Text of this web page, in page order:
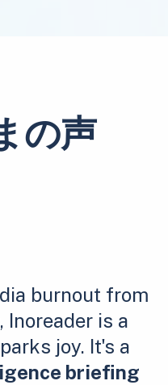
の声
burnout from
is a
joy. It's a
briefing